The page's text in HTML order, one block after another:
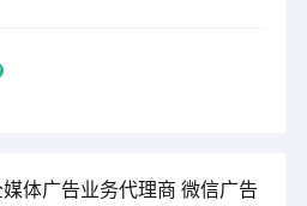
体广告业务代理商 微信广告